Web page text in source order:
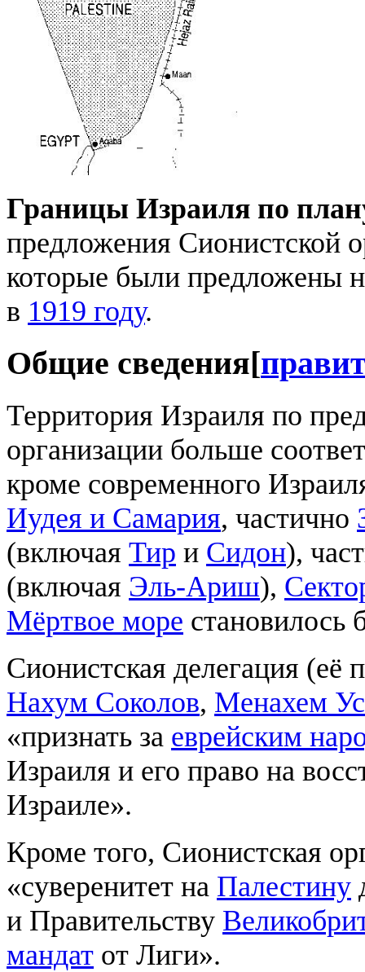
Границы Израиля по
предложения Сионистской
которые были предложены
в 1919 году.
Общие сведения[
Территория Израиля по
организации больше
кроме современного
Иудея и Самария, частично
(включая Тир и Сидон),
(включая Эль-Ариш),
Мёртвое море
Сионистская делегация (её
Нахум Соколов, Менахем
«признать за еврейским
Израиля и его право на
Израиле».
Кроме того, Сионистская
«суверенитет на Палестину
и Правительству
мандат от Лиги».